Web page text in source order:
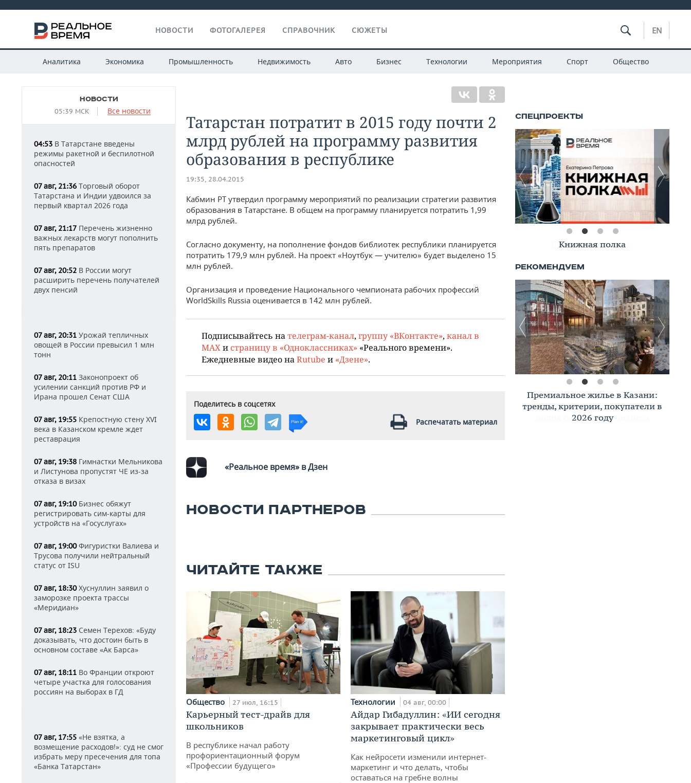
НОВОСТИ ФОТОГАЛЕРЕЯ СПРАВОЧНИК СЮЖЕТЫ EN
Аналитика Экономика Промышленность Недвижимость Авто Бизнес Технологии Мероприятия Спорт Общество
НОВОСТИ
05:39 МСК Все новости
04:53 В Татарстане введены
режимы ракетной и беспилотной
опасностей
07 авг, 21:36 Торговый оборот
Татарстана и Индии удвоился за
первый квартал 2026 года
07 авг, 21:17 Перечень жизненно
важных лекарств могут пополнить
пять препаратов
07 авг, 20:52 В России могут
расширить перечень получателей
двух пенсий
07 авг, 20:31 Урожай тепличных
овощей в России превысил 1 млн
тонн
07 авг, 20:11 Законопроект об
усилении санкций против РФ и
Ирана прошел Сенат США
07 авг, 19:55 Крепостную стену XVI
века в Казанском кремле ждет
реставрация
07 авг, 19:38 Гимнастки Мельникова
и Листунова пропустят ЧЕ из-за
отказа в визах
07 авг, 19:10Бизнес обяжут
регистрировать сим-карты для
устройств на «Госуслугах»
07 авг, 19:00Фигуристки Валиева и
Трусова получили нейтральный
статус от ISU
07 авг, 18:30Хуснуллин заявил о
заморозке проекта трассы
«Меридиан»
07 авг, 18:23 Семен Терехов: «Буду
доказывать, что достоин быть в
основном составе «Ак Барса»
07 авг, 18:11 Во Франции откроют
четыре участка для голосования
россиян на выборах в ГД
07 авг, 17:55 «Не взятка, а
возмещение расходов!»: суд не смог
избрать меру пресечения для топа
«Банка Татарстан»
Татарстан потратит в 2015 году почти 2
млрд рублей на программу развития
образования в республике
19:35, 28.04.2015
Кабмин РТ утвердил программу мероприятий по реализации стратегии развития
образования в Татарстане. В общем на программу планируется потратить 1,99
млрд рублей.
Согласно документу, на пополнение фондов библиотек республики планируется
потратить 179,9 млн рублей. На проект «Ноутбук — учителю» будет выделено 15
млн рублей.
Организация и проведение Национального чемпионата рабочих профессий
WorldSkills Russia оценивается в 142 млн рублей.
Подписывайтесь на телеграм-канал, группу «ВКонтакте», канал в
MAX и страницу в «Одноклассниках» «Реального времени».
Ежедневные видео на Rutube и «Дзене».
Поделитесь в соцсетях
Распечатать материал
«Реальное время» в Дзен
НОВОСТИ ПАРТНЕРОВ
ЧИТАЙТЕ ТАКЖЕ
Общество 27 июл, 16:15
Карьерный тест-драйв для
школьников
В республике начал работу
профориентационный форум
«Профессии будущего»
Технологии 04 авг, 00:00
Айдар Гибадуллин: «ИИ сегодня
закрывает практически весь
маркетинговый цикл»
Как нейросети изменили интернет-
маркетинг и что делать, чтобы
оставаться на гребне волны
Книжная полка
Премиальное жилье в Казани:
тренды, критерии, покупатели в
2026 году